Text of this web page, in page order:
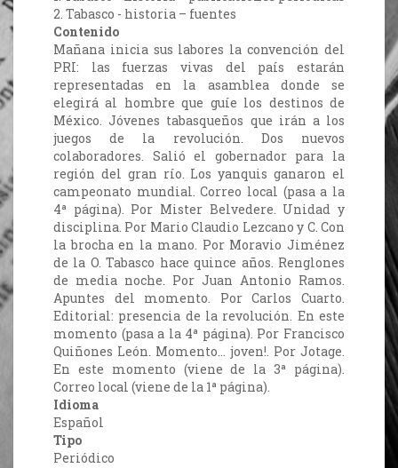
2. Tabasco - historia – fuentes
Contenido
Mañana inicia sus labores la convención del
PRI: las fuerzas vivas del país estarán
representadas en la asamblea donde se
elegirá al hombre que guíe los destinos de
México. Jóvenes tabasqueños que irán a los
juegos de la revolución. Dos nuevos
colaboradores. Salió el gobernador para la
región del gran río. Los yanquis ganaron el
campeonato mundial. Correo local (pasa a la
4ª página). Por Mister Belvedere. Unidad y
disciplina. Por Mario Claudio Lezcano y C. Con
la brocha en la mano. Por Moravio Jiménez
de la O. Tabasco hace quince años. Renglones
de media noche. Por Juan Antonio Ramos.
Apuntes del momento. Por Carlos Cuarto.
Editorial: presencia de la revolución. En este
momento (pasa a la 4ª página). Por Francisco
Quiñones León. Momento… joven!. Por Jotage.
En este momento (viene de la 3ª página).
Correo local (viene de la 1ª página).
Idioma
Español
Tipo
Periódico